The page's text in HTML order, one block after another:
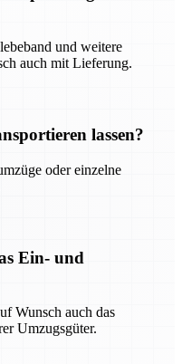
und weitere
auch mit Lieferung.
lassen?
oder einzelne
Ein- und
Wunsch auch das
Umzugsgüter.